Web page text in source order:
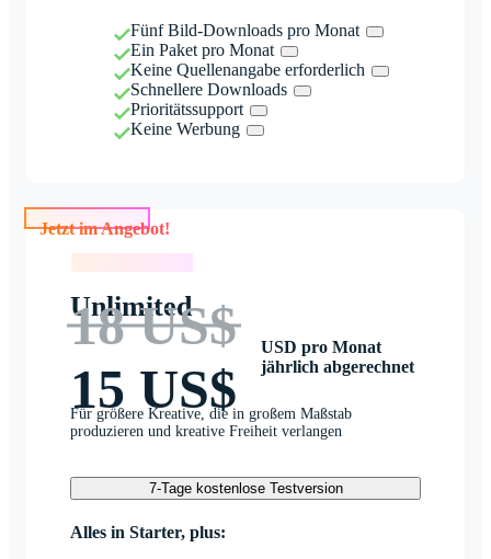
Fünf Bild-Downloads pro Monat
Ein Paket pro Monat
Keine Quellenangabe erforderlich
Schnellere Downloads
Prioritätssupport
Keine Werbung
Jetzt im Angebot!
Unlimited
18 US$
15 US$
USD pro Monat
jährlich abgerechnet
Für größere Kreative, die in großem Maßstab
produzieren und kreative Freiheit verlangen
7-Tage kostenlose Testversion
Alles in Starter, plus: